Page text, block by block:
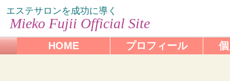
エステサロンを成功に導く
Mieko Fujii Official Site
HOME プロフィール